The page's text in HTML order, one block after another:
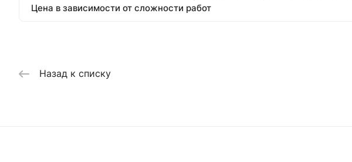
Цена в зависимости от сложности работ
Назад к списку